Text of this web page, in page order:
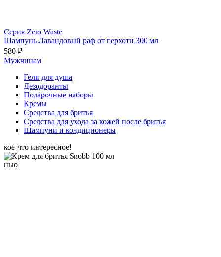
Серия Zero Waste
Шампунь Лавандовый раф от перхоти 300 мл
580 ₽
Мужчинам
Гели для душа
Дезодоранты
Подарочные наборы
Кремы
Средства для бритья
Средства для ухода за кожей после бритья
Шампуни и кондиционеры
кое-что интересное!
нью